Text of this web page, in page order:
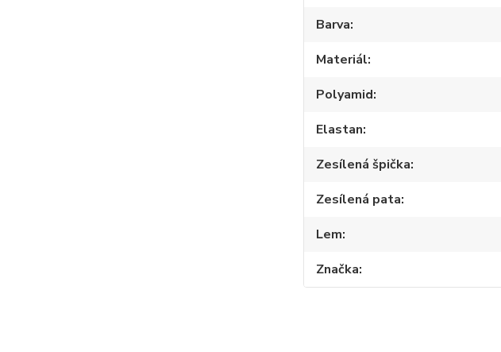
Barva
Materiál
Polyamid
Elastan
Zesílená špička
Zesílená pata
Lem
Značka